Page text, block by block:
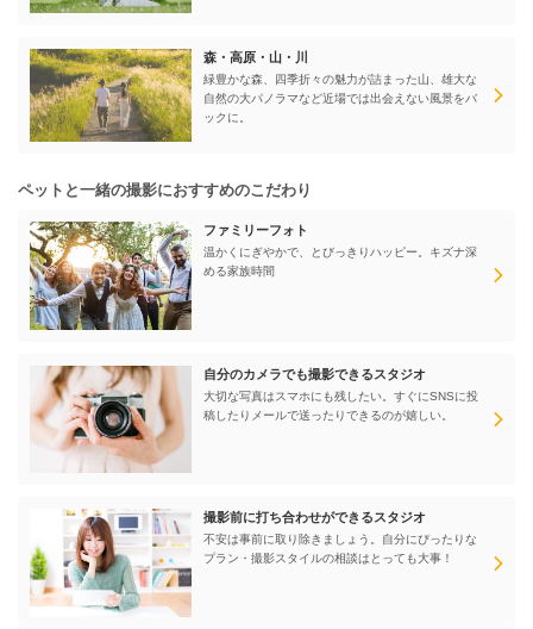
森・高原・山・川
緑豊かな森、四季折々の魅力が詰まった山、雄大な
自然の大パノラマなど近場では出会えない風景をバ
ックに。
ペットと一緒の撮影におすすめのこだわり
ファミリーフォト
温かくにぎやかで、とびっきりハッピー。キズナ深
める家族時間
自分のカメラでも撮影できるスタジオ
大切な写真はスマホにも残したい。すぐにSNSに投
稿したりメールで送ったりできるのが嬉しい。
撮影前に打ち合わせができるスタジオ
不安は事前に取り除きましょう。自分にぴったりな
プラン・撮影スタイルの相談はとっても大事！